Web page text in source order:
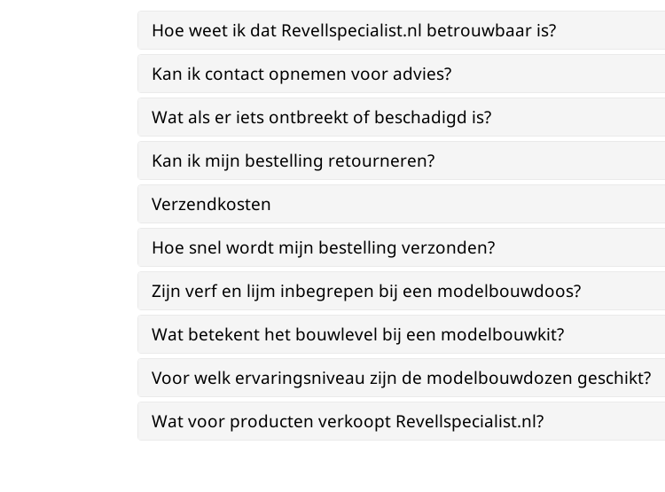
Hoe weet ik dat Revellspecialist.nl betrouwbaar is?
Kan ik contact opnemen voor advies?
Wat als er iets ontbreekt of beschadigd is?
Kan ik mijn bestelling retourneren?
Verzendkosten
Hoe snel wordt mijn bestelling verzonden?
Zijn verf en lijm inbegrepen bij een modelbouwdoos?
Wat betekent het bouwlevel bij een modelbouwkit?
Voor welk ervaringsniveau zijn de modelbouwdozen geschikt?
Wat voor producten verkoopt Revellspecialist.nl?